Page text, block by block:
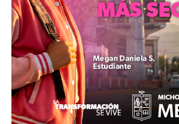
acuerdo también se enviará al
recibir la aprobación final.
MiZitácuaro.
Comparte con: